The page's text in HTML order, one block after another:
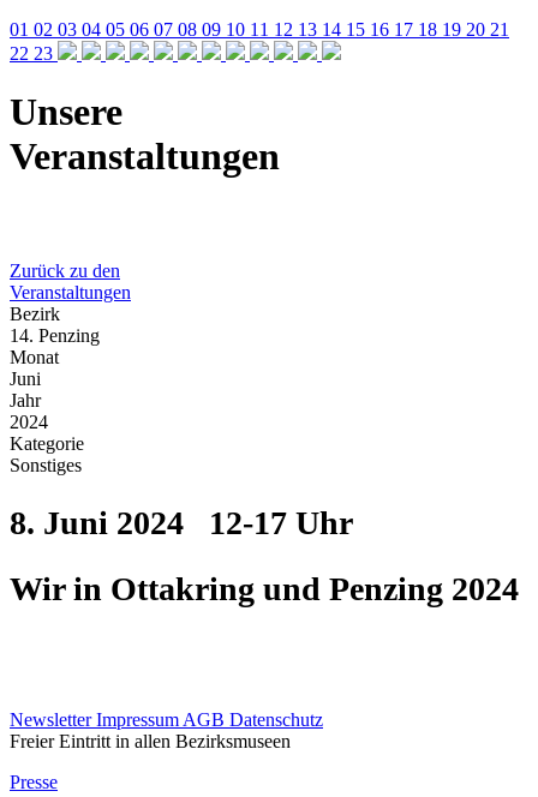
01 02 03 04 05 06 07 08 09 10 11 12 13 14 15 16 17 18 19 20 21
22 23
Unsere
Veranstaltungen
Zurück zu den
Veranstaltungen
Bezirk
14. Penzing
Monat
Juni
Jahr
2024
Kategorie
Sonstiges
8. Juni 2024 12-17 Uhr
Wir in Ottakring und Penzing 2024
NewsletterImpressum AGB Datenschutz
Freier Eintritt in allen Bezirksmuseen
Presse